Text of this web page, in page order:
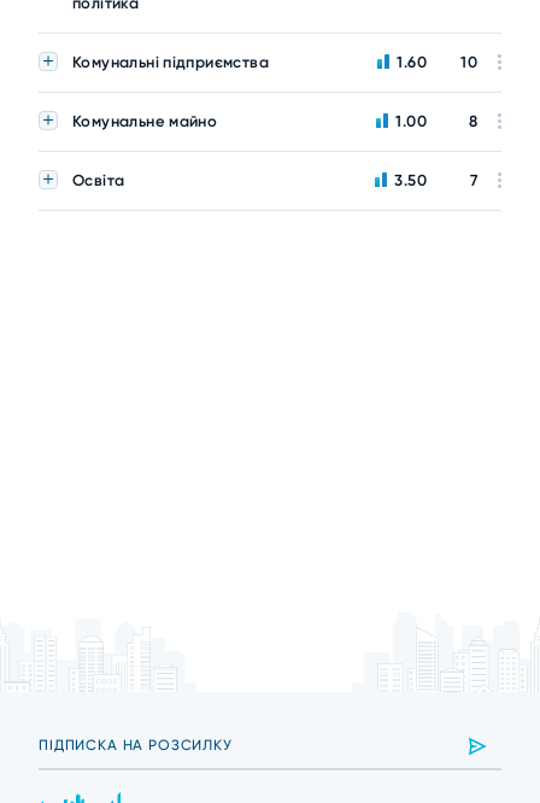
Комунальні підприємства 1.60 10
Комунальне майно 1.00 8
Освіта 3.50 7